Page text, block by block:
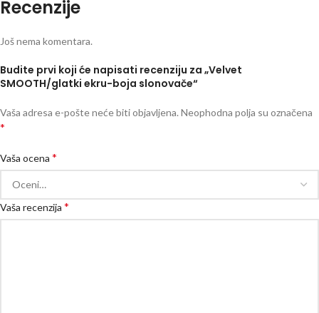
Recenzije
Još nema komentara.
Budite prvi koji će napisati recenziju za „Velvet
SMOOTH/glatki ekru-boja slonovače“
Vaša adresa e-pošte neće biti objavljena. Neophodna polja su označena
*
Vaša ocena *
Vaša recenzija *